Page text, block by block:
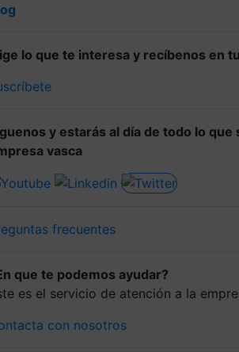
lo que te interesa y recíbenos en
y estarás al día de todo lo que
vasca
frecuentes
que te podemos ayudar?
es el servicio de atención a la
con nosotros